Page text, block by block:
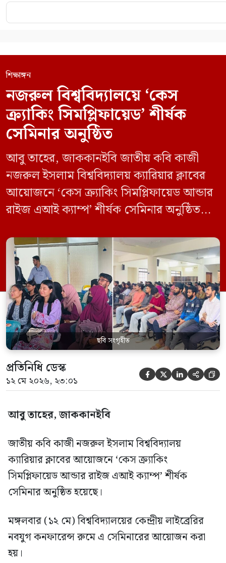
শিক্ষাঙ্গন
নজরুল বিশ্ববিদ্যালয়ে ‘কেস
ক্র্যাকিং সিমপ্লিফায়েড’ শীর্ষক
সেমিনার অনুষ্ঠিত
আবু তাহের, জাককানইবি জাতীয় কবি কাজী
নজরুল ইসলাম বিশ্ববিদ্যালয় ক্যারিয়ার ক্লাবের
আয়োজনে ‘কেস ক্র্যাকিং সিমপ্লিফায়েড আন্ডার
রাইজ এআই ক্যাম্প’ শীর্ষক সেমিনার অনুষ্ঠিত
কেন্দ্রীয় লাইব্রেরির নবযুগ কনফারেন্স রুমে এ
সেমিনারের আয়োজন করা হয়। এআই ক্যাম্পের
উদ্যোগে আয়োজিত সেমিনারে প্রধান আলোচক
হিসেবে উপস্থিত ছিলেন রাইজের ডিজিটাল গ্রোথ
হ্যাক ম্যানেজার মো. ইয়াসিন আরাফাত। […]
ছবি সংগৃহীত
প্রতিনিধি ডেস্ক
১২ মে ২০২৬, ২৩:০১     
আবু তাহের, জাককানইবি
জাতীয় কবি কাজী নজরুল ইসলাম বিশ্ববিদ্যালয়
ক্যারিয়ার ক্লাবের আয়োজনে ‘কেস ক্র্যাকিং
সিমপ্লিফায়েড আন্ডার রাইজ এআই ক্যাম্প’ শীর্ষক
সেমিনার অনুষ্ঠিত হয়েছে।
মঙ্গলবার (১২ মে) বিশ্ববিদ্যালয়ের কেন্দ্রীয় লাইব্রেরির
নবযুগ কনফারেন্স রুমে এ সেমিনারের আয়োজন করা
হয়।